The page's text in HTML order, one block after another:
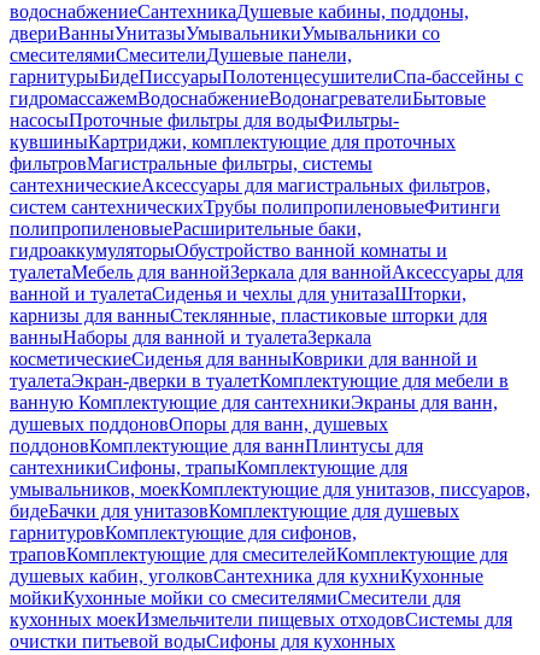
водоснабжениеСантехникаДушевые кабины, поддоны,
двериВанныУнитазыУмывальникиУмывальники со
смесителямиСмесителиДушевые панели,
гарнитурыБидеПиссуарыПолотенцесушителиСпа-бассейны с
гидромассажемВодоснабжениеВодонагревателиБытовые
насосыПроточные фильтры для водыФильтры-
кувшиныКартриджи, комплектующие для проточных
фильтровМагистральные фильтры, системы
сантехническиеАксессуары для магистральных фильтров,
систем сантехническихТрубы полипропиленовыеФитинги
полипропиленовыеРасширительные баки,
гидроаккумуляторыОбустройство ванной комнаты и
туалетаМебель для ваннойЗеркала для ваннойАксессуары для
ванной и туалетаСиденья и чехлы для унитазаШторки,
карнизы для ванныСтеклянные, пластиковые шторки для
ванныНаборы для ванной и туалетаЗеркала
косметическиеСиденья для ванныКоврики для ванной и
туалетаЭкран-дверки в туалетКомплектующие для мебели в
ванную Комплектующие для сантехникиЭкраны для ванн,
душевых поддоновОпоры для ванн, душевых
поддоновКомплектующие для ваннПлинтусы для
сантехникиСифоны, трапыКомплектующие для
умывальников, моекКомплектующие для унитазов, писсуаров,
бидеБачки для унитазовКомплектующие для душевых
гарнитуровКомплектующие для сифонов,
траповКомплектующие для смесителейКомплектующие для
душевых кабин, уголковСантехника для кухниКухонные
мойкиКухонные мойки со смесителямиСмесители для
кухонных моекИзмельчители пищевых отходовСистемы для
очистки питьевой водыСифоны для кухонных